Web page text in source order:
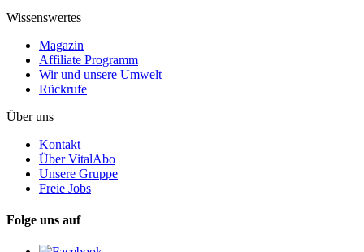
Wissenswertes
Magazin
Affiliate Programm
Wir und unsere Umwelt
Rückrufe
Über uns
Kontakt
Über VitalAbo
Unsere Gruppe
Freie Jobs
Folge uns auf